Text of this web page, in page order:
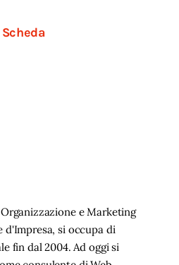
e Marketing
d'Impresa, si occupa di
fin dal 2004. Ad oggi si